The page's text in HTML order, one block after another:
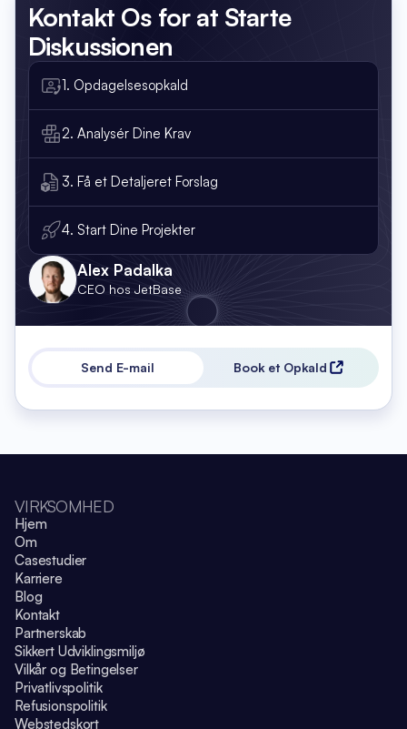
Kontakt Os for at Starte
Diskussionen
1. Opdagelsesopkald
2. Analysér Dine Krav
3. Få et Detaljeret Forslag
4. Start Dine Projekter
Alex Padalka
CEO hos JetBase
Send E-mail Book et Opkald
VIRKSOMHED
Hjem
Om
Casestudier
Karriere
Blog
Kontakt
Partnerskab
Sikkert Udviklingsmiljø
Vilkår og Betingelser
Privatlivspolitik
Refusionspolitik
Webstedskort